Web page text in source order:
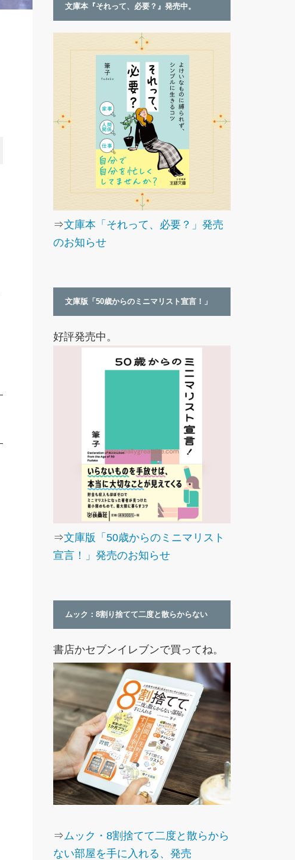
文庫本『それって、必要？』発売中。
⇒文庫本「それって、必要？」発売
のお知らせ
文庫版「50歳からのミニマリスト宣言！」
好評発売中。
⇒文庫版「50歳からのミニマリスト
宣言！」発売のお知らせ
ムック：8割り捨てて二度と散らからない
書店かセブンイレブンで買ってね。
⇒ムック・8割捨てて二度と散らから
ない部屋を手に入れる、発売